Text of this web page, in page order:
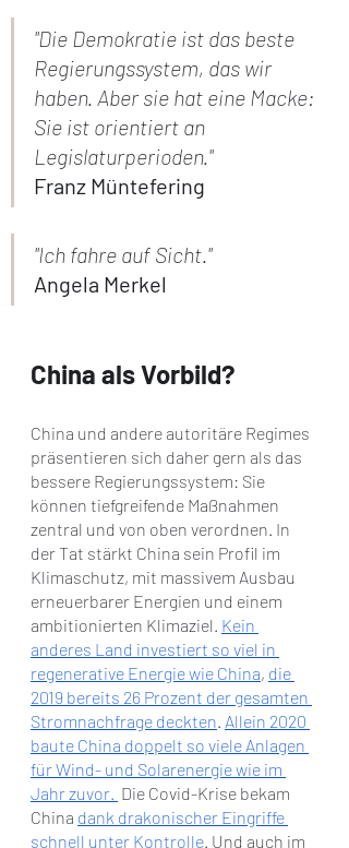
"Die Demokratie ist das beste
Regierungssystem, das wir
haben. Aber sie hat eine Macke:
Sie ist orientiert an
Legislaturperioden."
Franz Müntefering
"Ich fahre auf Sicht."
Angela Merkel
China als Vorbild?
China und andere autoritäre Regimes
präsentieren sich daher gern als das
bessere Regierungssystem: Sie
können tiefgreifende Maßnahmen
zentral und von oben verordnen. In
der Tat stärkt China sein Profil im
Klimaschutz, mit massivem Ausbau
erneuerbarer Energien und einem
ambitionierten Klimaziel. Kein
anderes Land investiert so viel in
regenerative Energie wie China, die
2019 bereits 26 Prozent der gesamten
Stromnachfrage deckten. Allein 2020
baute China doppelt so viele Anlagen
für Wind- und Solarenergie wie im
Jahr zuvor. Die Covid-Krise bekam
China dank drakonischer Eingriffe
schnell unter Kontrolle. Und auch im